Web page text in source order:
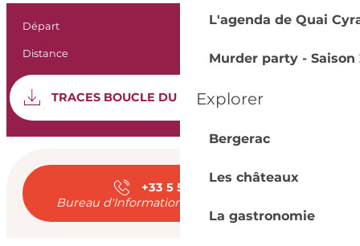
L'agenda de Quai
Murder party - Saison
Explorer
Bergerac
Les châteaux
La gastronomie
Informations
Départ Sigoulès-et-Flaugeac
Distance 8.2 km
Documentation
TRACES BOUCLE DU BOIS DE MONSIEUR
Ouverture et
+33 5 53 23 74
Bureau d'Information Touristique d'Eymet